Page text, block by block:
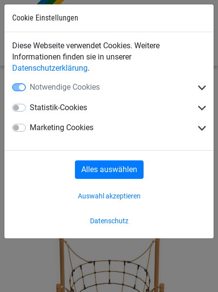
Cookie Einstellungen
Diese Webseite verwendet Cookies. Weitere
Informationen finden sie in unserer
Datenschutzerklärung.
Notwendige Cookies
Statistik-Cookies
Marketing Cookies
Datenschutz
Auswahl akzeptieren
Alles auswählen
Seilspielgeräte Vario-System
Vario Element 14, für Robinie-
Pfosten